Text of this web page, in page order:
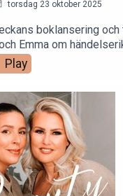
torsdag 23 oktober 2025
boklansering
Emma om
Stort tack till alla som
Play